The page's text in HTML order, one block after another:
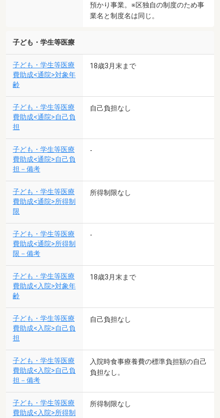
預かり事業。※区独自の制度のため事
業名と制度名は同じ。
子ども・学生等医療
子ども・学生等医療
費助成<通院>対象年
齢
18歳3月末まで
子ども・学生等医療
費助成<通院>自己負
担
自己負担なし
子ども・学生等医療
費助成<通院>自己負
担－備考
-
子ども・学生等医療
費助成<通院>所得制
限
所得制限なし
子ども・学生等医療
費助成<通院>所得制
限－備考
-
子ども・学生等医療
費助成<入院>対象年
齢
18歳3月末まで
子ども・学生等医療
費助成<入院>自己負
担
自己負担なし
子ども・学生等医療
費助成<入院>自己負
担－備考
入院時食事療養費の標準負担額の自己
負担なし。
子ども・学生等医療
費助成<入院>所得制
所得制限なし